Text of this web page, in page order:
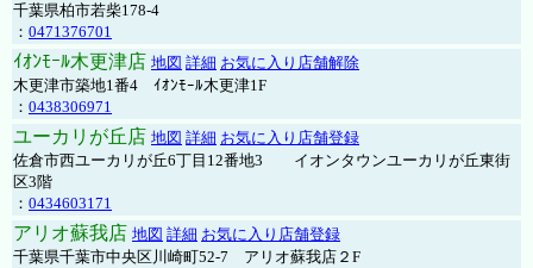
千葉県柏市若柴178-4
： 0471376701
ｲｵﾝﾓｰﾙ木更津店 地図 詳細 お気に入り店舗解除
木更津市築地1番4 ｲｵﾝﾓｰﾙ木更津1F
： 0438306971
ユーカリが丘店 地図 詳細 お気に入り店舗登録
佐倉市西ユーカリが丘6丁目12番地3 イオンタウンユーカリが丘東街
区3階
： 0434603171
アリオ蘇我店 地図 詳細 お気に入り店舗登録
千葉県千葉市中央区川崎町52-7 アリオ蘇我店２F